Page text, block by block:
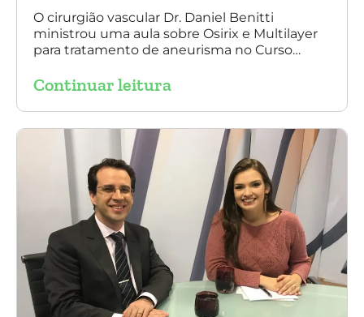
O cirurgião vascular Dr. Daniel Benitti
ministrou uma aula sobre Osirix e Multilayer
para tratamento de aneurisma no Curso
2017). Agradecemos a todos os participantes
Sergio Belczak pelo convite!
Continuar leitura